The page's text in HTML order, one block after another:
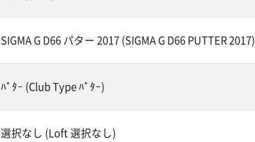
SIGMA G D66 パター 2017 (SIGMA G D66 PUTTER 2017)
ﾊﾟﾀｰ (Club Type ﾊﾟﾀｰ)
選択なし (Loft 選択なし)